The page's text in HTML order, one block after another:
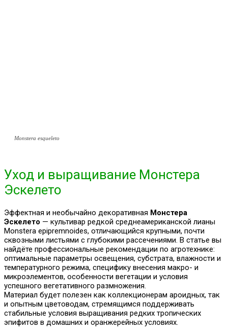
Monstera esqueleto
Уход и выращивание Монстера
Эскелето
Эффектная и необычайно декоративная Монстера
Эскелето — культивар редкой среднеамериканской лианы
Monstera epipremnoides, отличающийся крупными, почти
сквозными листьями с глубокими рассечениями. В статье вы
найдёте профессиональные рекомендации по агротехнике:
оптимальные параметры освещения, субстрата, влажности и
температурного режима, специфику внесения макро- и
микроэлементов, особенности вегетации и условия
успешного вегетативного размножения.
Материал будет полезен как коллекционерам ароидных, так
и опытным цветоводам, стремящимся поддерживать
стабильные условия выращивания редких тропических
эпифитов в домашних и оранжерейных условиях.